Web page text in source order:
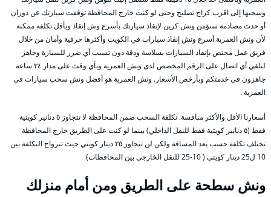
وسحبها إلى اقرب كراج تصليح وحتى لو كنت خارج المحافظة توقفت سيارتك عن دوران
أو حدث مصادمة سنؤمن ونش كرين لإنقاذ سيارتك بأسرع وش إنقاذ وبأقل تكلفة ممكنة
لأن ونش العمرية أسرع ونش إنقاذ سيارات في الكويت وأكثرها حرفية وأمان من خلال
فريق عمل مختص بإنقاذ السيارات بسلاسة ودقة دون تسبب أي ضرر للسيارة وجاهز
لتلقي أي اتصال على الرقم المخصص لدى ونش العمرية وبأي وقت على مدار ٢٤ ساعة
جاهزون في خدمتكم وبأرخص الأسعار. ونش العمرية هو أفضل ونش سحب سيارات في
العمرية .
أسعارنا الأقل والأكثر منافسة. تكلفة السحب ضمن المحافظة لا تتجاوز ٥ دنانير كويتية
فقط (٥ دنانير كويتية فقط للنقل الداخلي) بينما لو كنت على الطريق خارج المحافظة
تختلف تكلفة حسب بعد المسافة ولكن لن تتجاوز ٢٥ دينار كويتي حيث تترواح التكلفة بين
10 ل25 دينار كويتي ( 10-25 للنقل الخارجي بين المحافظات)
ونش سطحة على الطريق ومن أمام منزلك